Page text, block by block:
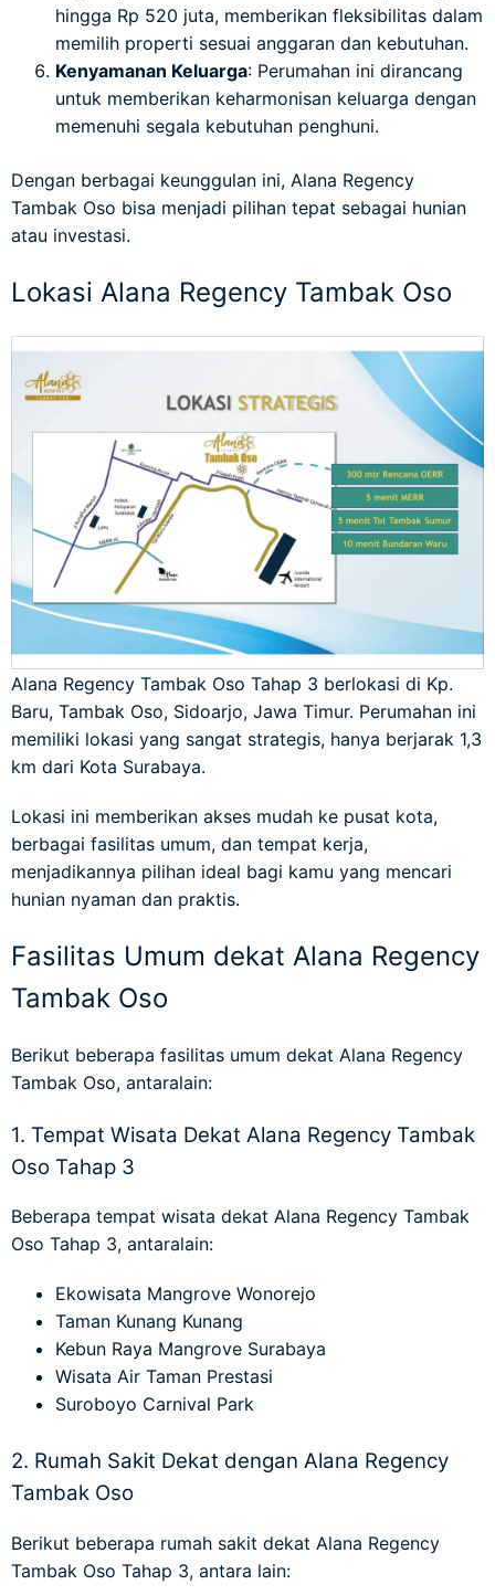
hingga Rp 520 juta, memberikan fleksibilitas dalam
memilih properti sesuai anggaran dan kebutuhan.
Kenyamanan Keluarga: Perumahan ini dirancang
untuk memberikan keharmonisan keluarga dengan
memenuhi segala kebutuhan penghuni.
Dengan berbagai keunggulan ini, Alana Regency
Tambak Oso bisa menjadi pilihan tepat sebagai hunian
atau investasi.
Lokasi Alana Regency Tambak Oso
Alana Regency Tambak Oso Tahap 3 berlokasi di Kp.
Baru, Tambak Oso, Sidoarjo, Jawa Timur. Perumahan ini
memiliki lokasi yang sangat strategis, hanya berjarak 1,3
km dari Kota Surabaya.
Lokasi ini memberikan akses mudah ke pusat kota,
berbagai fasilitas umum, dan tempat kerja,
menjadikannya pilihan ideal bagi kamu yang mencari
hunian nyaman dan praktis.
Fasilitas Umum dekat Alana Regency
Tambak Oso
Berikut beberapa fasilitas umum dekat Alana Regency
Tambak Oso, antaralain:
1. Tempat Wisata Dekat Alana Regency Tambak
Oso Tahap 3
Beberapa tempat wisata dekat Alana Regency Tambak
Oso Tahap 3, antaralain:
Ekowisata Mangrove Wonorejo
Taman Kunang Kunang
Kebun Raya Mangrove Surabaya
Wisata Air Taman Prestasi
Suroboyo Carnival Park
2. Rumah Sakit Dekat dengan Alana Regency
Tambak Oso
Berikut beberapa rumah sakit dekat Alana Regency
Tambak Oso Tahap 3, antara lain: